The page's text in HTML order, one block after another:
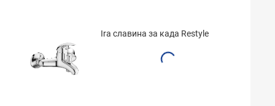
Ira славина за када Restyle